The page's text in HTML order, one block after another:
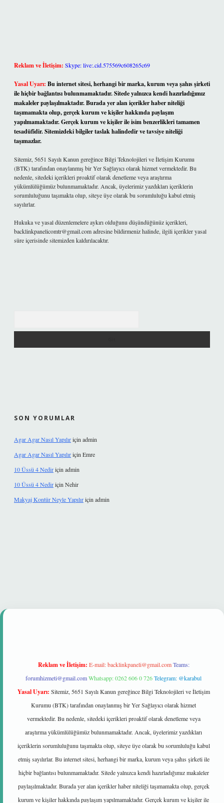
Reklam ve İletişim: Skype: live:.cid.575569c608265c69
Yasal Uyarı: Bu internet sitesi, herhangi bir marka, kurum veya şahıs şirketi
ile hiçbir bağlantısı bulunmamaktadır. Sitede yalnızca kendi hazırladığımız
makaleler paylaşılmaktadır. Burada yer alan içerikler haber niteliği
taşımamakta olup, gerçek kurum ve kişiler hakkında paylaşım
yapılmamaktadır. Gerçek kurum ve kişiler ile isim benzerlikleri tamamen
tesadüfidir. Sitemizdeki bilgiler taslak halindedir ve tavsiye niteliği
taşımazlar.
Sitemiz, 5651 Sayılı Kanun gereğince Bilgi Teknolojileri ve İletişim Kurumu
(BTK) tarafından onaylanmış bir Yer Sağlayıcı olarak hizmet vermektedir. Bu
nedenle, sitedeki içerikleri proaktif olarak denetleme veya araştırma
yükümlülüğümüz bulunmamaktadır. Ancak, üyelerimiz yazdıkları içeriklerin
sorumluluğunu taşımakta olup, siteye üye olarak bu sorumluluğu kabul etmiş
sayılırlar.
Hukuka ve yasal düzenlemelere aykırı olduğunu düşündüğünüz içerikleri,
backlinkpanelicomtr@gmail.comadresine bildirmeniz halinde, ilgili içerikler yasal
süre içerisinde sitemizden kaldırılacaktır.
SON YORUMLAR
Agar Agar Nasıl Yapılıriçin admin
Agar Agar Nasıl Yapılıriçin Emre
10 Üssü 4 Nediriçin admin
10 Üssü 4 Nediriçin Nehir
Makyaj Kontür Neyle Yapılıriçin admin
güvenilir mi
Reklam ve İletişim: E-mail:backlinkpaneli@gmail.com Teams:
forumhizmeti@gmail.comWhatsapp: 0262 606 0 726Telegram: @karabul
Yasal Uyarı: Sitemiz, 5651 Sayılı Kanun gereğince Bilgi Teknolojileri ve İletişim
Kurumu (BTK) tarafından onaylanmış bir Yer Sağlayıcı olarak hizmet
vermektedir. Bu nedenle, sitedeki içerikleri proaktif olarak denetleme veya
araştırma yükümlülüğümüz bulunmamaktadır. Ancak, üyelerimiz yazdıkları
içeriklerin sorumluluğunu taşımakta olup, siteye üye olarak bu sorumluluğu kabul
etmiş sayılırlar. Bu internet sitesi, herhangi bir marka, kurum veya şahıs şirketi ile
hiçbir bağlantısı bulunmamaktadır. Sitede yalnızca kendi hazırladığımız makaleler
paylaşılmaktadır. Burada yer alan içerikler haber niteliği taşımamakta olup, gerçek
kurum ve kişiler hakkında paylaşım yapılmamaktadır. Gerçek kurum ve kişiler ile